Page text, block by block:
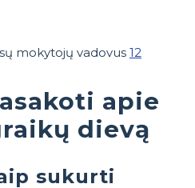
mokytojų vadovus 12
apie
dievą
sukurti